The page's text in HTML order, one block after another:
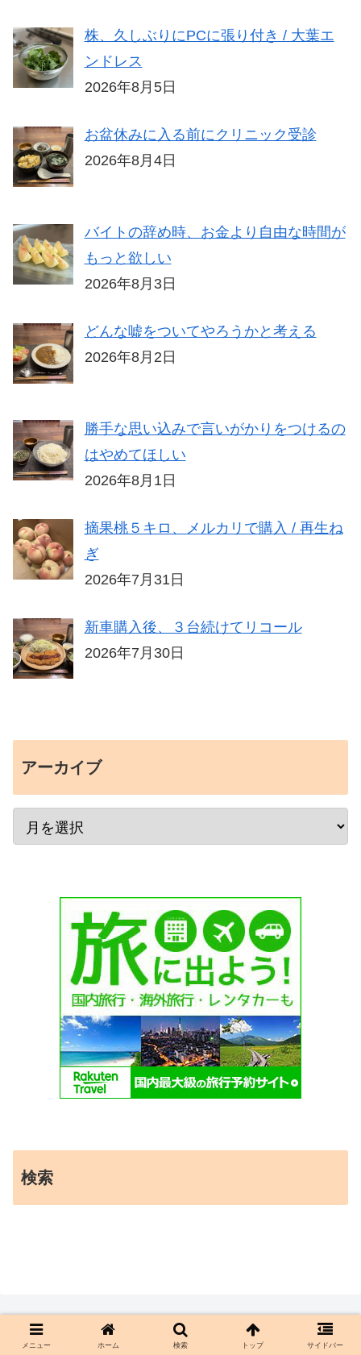
株、久しぶりにPCに張り付き / 大葉エ
ンドレス
2026年8月5日
お盆休みに入る前にクリニック受診
2026年8月4日
バイトの辞め時、お金より自由な時間が
もっと欲しい
2026年8月3日
どんな嘘をついてやろうかと考える
2026年8月2日
勝手な思い込みで言いがかりをつけるの
はやめてほしい
2026年8月1日
摘果桃５キロ、メルカリで購入 / 再生ね
ぎ
2026年7月31日
新車購入後、３台続けてリコール
2026年7月30日
アーカイブ
検索
メニュー ホーム 検索 トップ サイドバー